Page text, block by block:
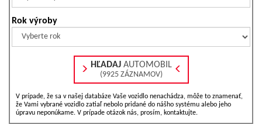
Rok výroby
HĽADAJAUTOMOBIL
(9925 ZÁZNAMOV)
V prípade, že sa v našej databáze Vaše vozidlo nenachádza, môže to znamenať,
že Vami vybrané vozidlo zatiaľ nebolo pridané do nášho systému alebo jeho
úpravu neponúkame. V prípade otázok nás, prosím, kontaktujte.